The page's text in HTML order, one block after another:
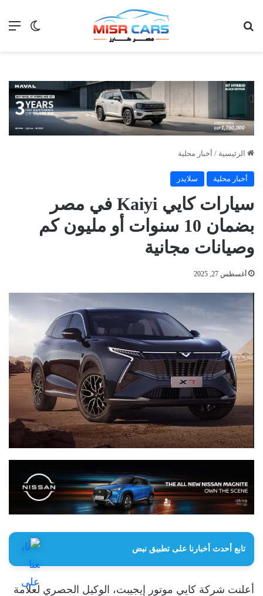
الوضع
الرئيسية / أخبار محلية
أخبار محلية سلايدر
سيارات كايي Kaiyi في مصر
بضمان 10 سنوات أو مليون كم
وصيانات مجانية
أغسطس 27, 2025
تابع أحدث أخبارنا على تطبيق نبض
أعلنت شركة كايي موتور إيجيبت، الوكيل الحصري لعلامة